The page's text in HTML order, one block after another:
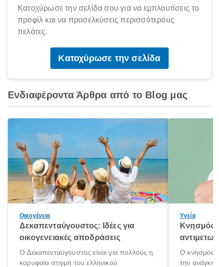
Κατοχύρωσε την σελίδα σου για να εμπλουτίσεις το
προφίλ και να προσελκύσεις περισσότερους
πελάτες.
Κατοχύρωσε την σελίδα
Ενδιαφέροντα Άρθρα από το Blog μας
Οικογένεια
Δεκαπενταύγουστος: Ιδέες για
οικογενειακές αποδράσεις
Ο Δεκαπενταύγουστος είναι για πολλούς η
κορυφαία στιγμή του ελληνικού
Υγεία
Κνησμός:
Ο κνησμός
την ανάγκη